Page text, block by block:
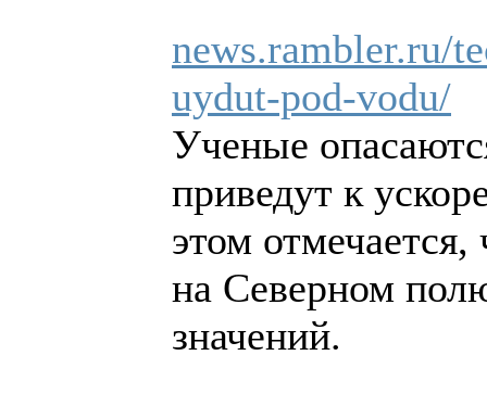
news.rambler.ru/
uydut-pod-vodu/
Ученые
приведут к
этом
на Северном
значений.